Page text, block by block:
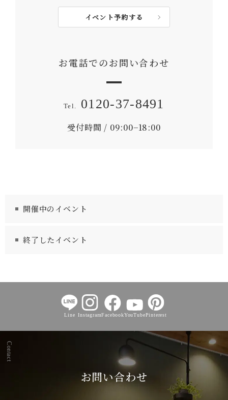
イベント予約する
お電話でのお問い合わせ
0120-37-8491
受付時間 / 09:00−18:00
開催中のイベント
終了したイベント
Line InstagramFacebookYouTubePinterest
Contact
お問い合わせ